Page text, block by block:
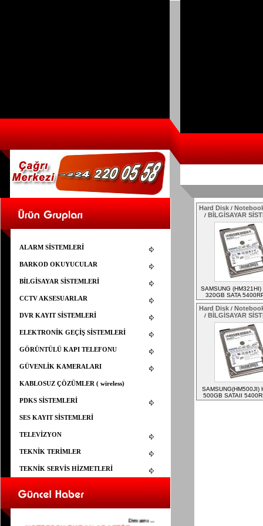
ALARM SİSTEMLERİ
BARKOD OKUYUCULAR
BİLGİSAYAR SİSTEMLERİ
CCTV AKSESUARLAR
DVR KAYIT SİSTEMLERİ
ELEKTRONİK GEÇİŞ SİSTEMLERİ
GÖRÜNTÜLÜ KAPI TELEFONU
GÜVENLİK KAMERALARI
KABLOSUZ ÇÖZÜMLER ( wireless)
PDKS SİSTEMLERİ
SES KAYIT SİSTEMLERİ
TELEVİZYON
TEKNİK TERİMLER
TEKNİK SERVİS HİZMETLERİ
ELEMAN ARANIYOR
25.03.2015
Devamı...
Hard Disk /
/ BİLGİSAYAR
SAMSUNG (HM321HI)
320GB SATA
Hard Disk /
/ BİLGİSAYAR
SAMSUNG(HM500JI)
500GB SATAII